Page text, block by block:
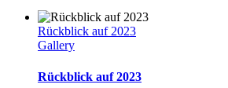
Rückblick auf 2023
Gallery
Rückblick auf 2023